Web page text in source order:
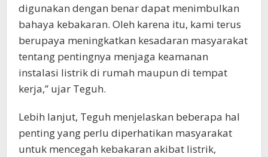
digunakan dengan benar dapat menimbulkan
bahaya kebakaran. Oleh karena itu, kami terus
berupaya meningkatkan kesadaran masyarakat
tentang pentingnya menjaga keamanan
instalasi listrik di rumah maupun di tempat
kerja,” ujar Teguh.
Lebih lanjut, Teguh menjelaskan beberapa hal
penting yang perlu diperhatikan masyarakat
untuk mencegah kebakaran akibat listrik,